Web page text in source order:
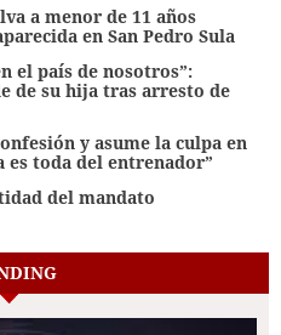
a menor de 11 años
en San Pedro Sula
el país de nosotros”:
de su hija tras arresto de
y asume la culpa en
es toda del entrenador”
del mandato